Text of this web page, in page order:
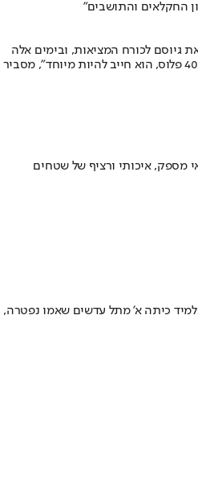
החקלאים והתושבים"
גיוסם לכורח המציאות, ובימים אלה
מוקמת "חטיבת יזרעאלי", המורכבת מלוחמים מתנדבים בני 40, 50, 60 ויותר, ביניהם חילונים, דתיים ודרוזים, שמטרתה להבטיח ש־7 באוקטובר לא יחזור • "כשאתה מגייס מישהו בגיל 40 פלוס, הוא חייב להיות מיוחד", מסביר
בנושא הוא הצורך לשמור על מלאי מספק, איכותי ורציף של שטחים
כיתה א' מתל עדשים שאמו נפטרה,